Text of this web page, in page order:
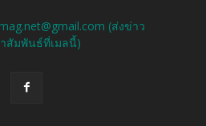
(ส่งข่าว
สัมพันธ์ที่เมลนี้)